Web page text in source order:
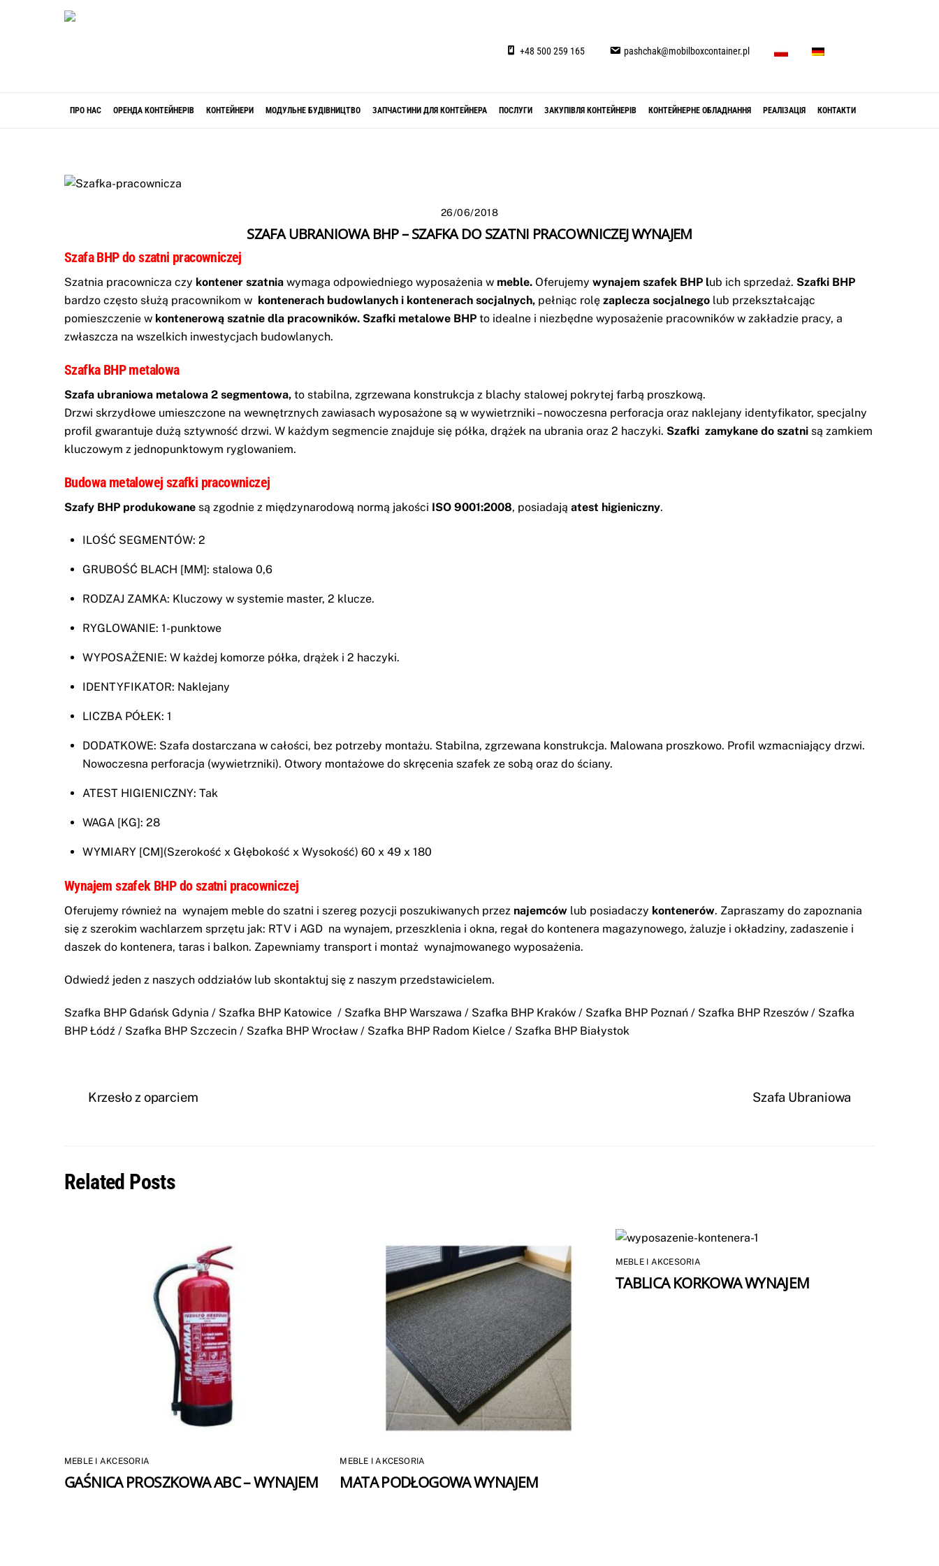
ПРО НАС ОРЕНДА КОНТЕЙНЕРІВ КОНТЕЙНЕРИ МОДУЛЬНЕ БУДІВНИЦТВО ЗАПЧАСТИНИ ДЛЯ КОНТЕЙНЕРА ПОСЛУГИ ЗАКУПІВЛЯ КОНТЕЙНЕРІВ КОНТЕЙНЕРНЕ ОБЛАДНАННЯ РЕАЛІЗАЦІЯ КОНТАКТИ
+48 500 259 165 pashchak@mobilboxcontainer.pl
P
D
26/06/2018
SZAFA UBRANIOWA BHP – SZAFKA DO SZATNI PRACOWNICZEJ WYNAJEM
Szafa BHP do szatni pracowniczej
Szatnia pracownicza czy kontener szatnia wymaga odpowiedniego wyposażenia w meble. Oferujemy wynajem szafek BHP lub ich sprzedaż. Szafki BHP
bardzo często służą pracownikom w kontenerach budowlanych i kontenerach socjalnych, pełniąc rolę zaplecza socjalnego lub przekształcając
pomieszczenie w kontenerową szatnie dla pracowników. Szafki metalowe BHP to idealne i niezbędne wyposażenie pracowników w zakładzie pracy, a
zwłaszcza na wszelkich inwestycjach budowlanych.
Szafka BHP metalowa
Szafa ubraniowa metalowa 2 segmentowa, to stabilna, zgrzewana konstrukcja z blachy stalowej pokrytej farbą proszkową.
Drzwi skrzydłowe umieszczone na wewnętrznych zawiasach wyposażone są w wywietrzniki – nowoczesna perforacja oraz naklejany identyfikator, specjalny
profil gwarantuje dużą sztywność drzwi. W każdym segmencie znajduje się półka, drążek na ubrania oraz 2 haczyki. Szafki zamykane do szatni są zamkiem
kluczowym z jednopunktowym ryglowaniem.
Budowa metalowej szafki pracowniczej
Szafy BHP produkowane są zgodnie z międzynarodową normą jakości ISO 9001:2008, posiadają atest higieniczny.
ILOŚĆ SEGMENTÓW: 2
GRUBOŚĆ BLACH [MM]: stalowa 0,6
RODZAJ ZAMKA: Kluczowy w systemie master, 2 klucze.
RYGLOWANIE: 1-punktowe
WYPOSAŻENIE: W każdej komorze półka, drążek i 2 haczyki.
IDENTYFIKATOR: Naklejany
LICZBA PÓŁEK: 1
DODATKOWE: Szafa dostarczana w całości, bez potrzeby montażu. Stabilna, zgrzewana konstrukcja. Malowana proszkowo. Profil wzmacniający drzwi.
Nowoczesna perforacja (wywietrzniki). Otwory montażowe do skręcenia szafek ze sobą oraz do ściany.
ATEST HIGIENICZNY: Tak
WAGA [KG]: 28
WYMIARY [CM](Szerokość x Głębokość x Wysokość) 60 x 49 x 180
Wynajem szafek BHP do szatni pracowniczej
Oferujemy również na wynajem meble do szatni i szereg pozycji poszukiwanych przez najemców lub posiadaczy kontenerów. Zapraszamy do zapoznania
się z szerokim wachlarzem sprzętu jak: RTV i AGD na wynajem, przeszklenia i okna, regał do kontenera magazynowego, żaluzje i okładziny, zadaszenie i
daszek do kontenera, taras i balkon. Zapewniamy transport i montaż wynajmowanego wyposażenia.
Odwiedź jeden z naszych oddziałów lub skontaktuj się z naszym przedstawicielem.
Szafka BHP Gdańsk Gdynia / Szafka BHP Katowice / Szafka BHP Warszawa / Szafka BHP Kraków / Szafka BHP Poznań / Szafka BHP Rzeszów / Szafka
BHP Łódź / Szafka BHP Szczecin / Szafka BHP Wrocław / Szafka BHP Radom Kielce / Szafka BHP Białystok
Krzesło z oparciem Szafa Ubraniowa
Related Posts
MEBLE I AKCESORIA
GAŚNICA PROSZKOWA ABC – WYNAJEM
MEBLE I AKCESORIA
MATA PODŁOGOWA WYNAJEM
MEBLE I AKCESORIA
TABLICA KORKOWA WYNAJEM